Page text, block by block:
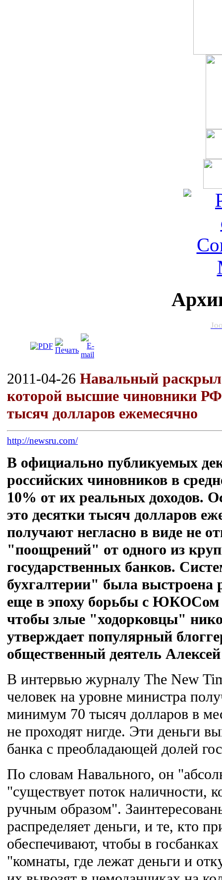
2011-04-26 Навальный
которой высшие чиновники
тысяч долларов ежемесячно
http://newsru.com/
В официально публикуемых
российских чиновников в
10% от их реальных доходов.
это десятки тысяч долларов
получают негласно в виде не
"поощрений" от одного из
государственных банков.
бухгалтерии" была выстроена
еще в эпоху борьбы с ЮКОСом
чтобы злые "ходорковцы"
утверждает популярный
общественный деятель
В интервью журналу The New
человек на уровне министра
минимум 70 тысяч долларов в
не проходят нигде. Эти деньги
банка с преобладающей долей
По словам Навального, он
"существует поток наличности,
ручным образом".
распределяет деньги, и те, кто
обеспечивают, чтобы в
"комнаты, где лежат деньги и